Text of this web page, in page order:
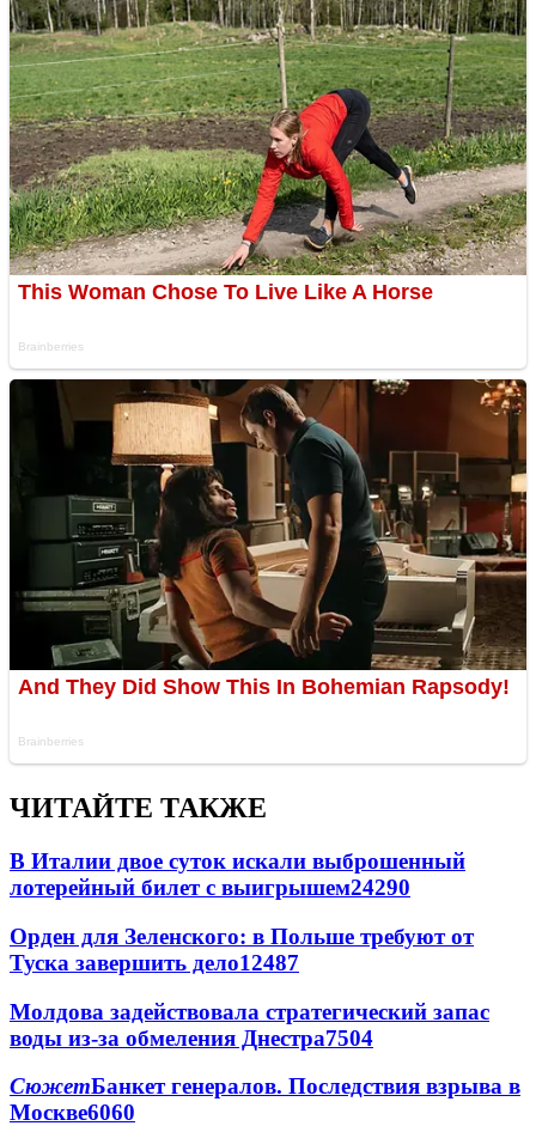
ЧИТАЙТЕ ТАКЖЕ
В Италии двое суток искали выброшенный
лотерейный билет с выигрышем24290
Орден для Зеленского: в Польше требуют от
Туска завершить дело12487
Молдова задействовала стратегический запас
воды из-за обмеления Днестра7504
СюжетБанкет генералов. Последствия взрыва в
Москве6060